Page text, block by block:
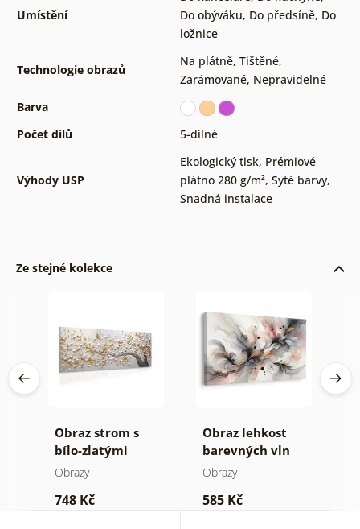
Umístění
Do obýváku, Do předsíně, Do
ložnice
Technologie obrazů
Na plátně, Tištěné,
Zarámované, Nepravidelné
Barva
Počet dílů
5-dílné
Výhody USP
Ekologický tisk, Prémiové
plátno 280 g/m², Syté barvy,
Snadná instalace
Ze stejné kolekce
Obraz strom s
bílo-zlatými
květinami
Obrazy
748 Kč
Obraz lehkost
barevných vln
Obrazy
585 Kč